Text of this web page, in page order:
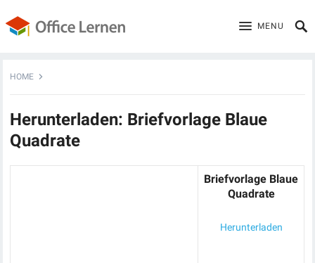
MENU
HOME
Herunterladen: Briefvorlage Blaue
Quadrate
Briefvorlage Blaue
Quadrate
Herunterladen